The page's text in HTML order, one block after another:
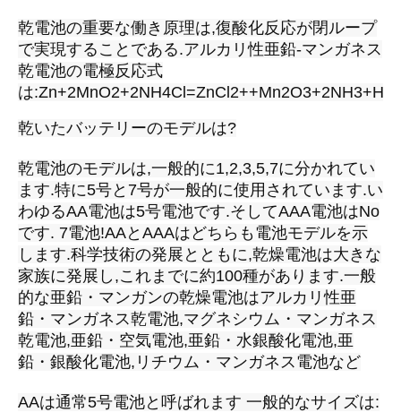
乾電池の重要な働き原理は,復酸化反応が閉ループ
で実現することである.アルカリ性亜鉛-マンガネス
乾電池の電極反応式
は
乾いたバッテリーのモデルは?
乾電池のモデルは,一般的に1,2,3,5,7に分かれてい
ます.特に5号と7号が一般的に使用されています.い
わゆるAA電池は5号電池です.そしてAAA電池はNo
です. 7電池!AAとAAAはどちらも電池モデルを示
します.科学技術の発展とともに,乾燥電池は大きな
家族に発展し,これまでに約100種があります.一般
的な亜鉛・マンガンの乾燥電池はアルカリ性亜
鉛・マンガネス乾電池,マグネシウム・マンガネス
乾電池,亜鉛・空気電池,亜鉛・水銀酸化電池,亜
鉛・銀酸化電池,リチウム・マンガネス電池など
AAは通常5号電池と呼ばれます 一般的なサイズは: